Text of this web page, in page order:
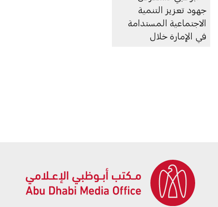
جهود تعزيز التنمية
الاجتماعية المستدامة
في الإمارة خلال